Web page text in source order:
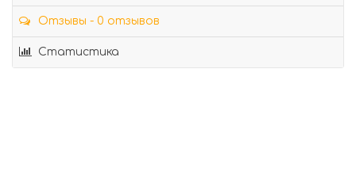
Отзывы - 0 отзывов
Статистика